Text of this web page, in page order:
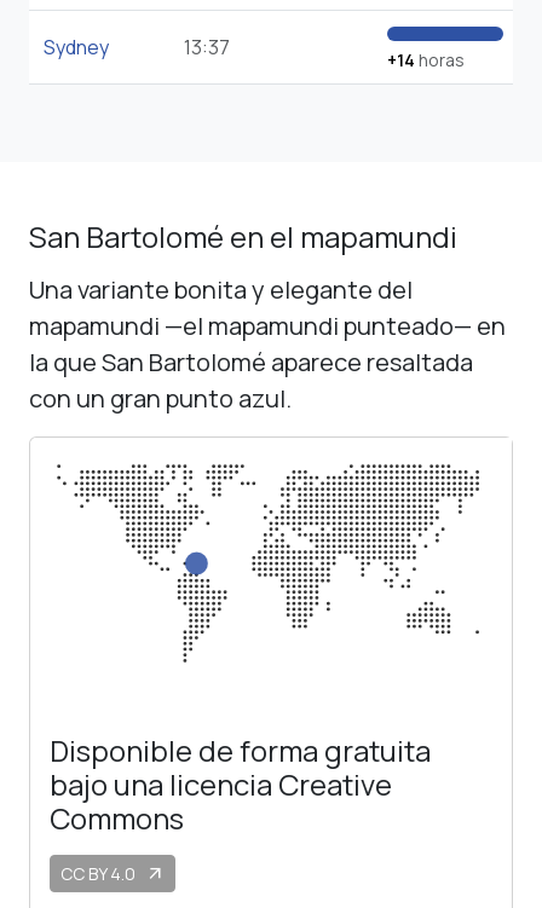
Sydney 13:37 +14 horas
San Bartolomé en el mapamundi
Una variante bonita y elegante del
mapamundi —el mapamundi punteado— en
la que San Bartolomé aparece resaltada
con un gran punto azul.
Disponible de forma gratuita
bajo una licencia Creative
Commons
CC BY 4.0 arrow_outward